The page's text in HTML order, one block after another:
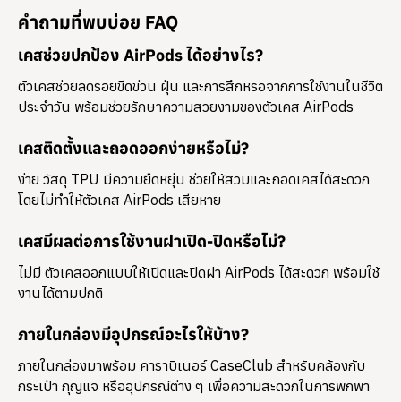
คำถามที่พบบ่อย FAQ
เคสช่วยปกป้อง AirPods ได้อย่างไร?
ตัวเคสช่วยลดรอยขีดข่วน ฝุ่น และการสึกหรอจากการใช้งานในชีวิต
ประจำวัน พร้อมช่วยรักษาความสวยงามของตัวเคส AirPods
เคสติดตั้งและถอดออกง่ายหรือไม่?
ง่าย วัสดุ TPU มีความยืดหยุ่น ช่วยให้สวมและถอดเคสได้สะดวก
โดยไม่ทำให้ตัวเคส AirPods เสียหาย
เคสมีผลต่อการใช้งานฝาเปิด-ปิดหรือไม่?
ไม่มี ตัวเคสออกแบบให้เปิดและปิดฝา AirPods ได้สะดวก พร้อมใช้
งานได้ตามปกติ
ภายในกล่องมีอุปกรณ์อะไรให้บ้าง?
ภายในกล่องมาพร้อม คาราบิเนอร์ CaseClub สำหรับคล้องกับ
กระเป๋า กุญแจ หรืออุปกรณ์ต่าง ๆ เพื่อความสะดวกในการพกพา